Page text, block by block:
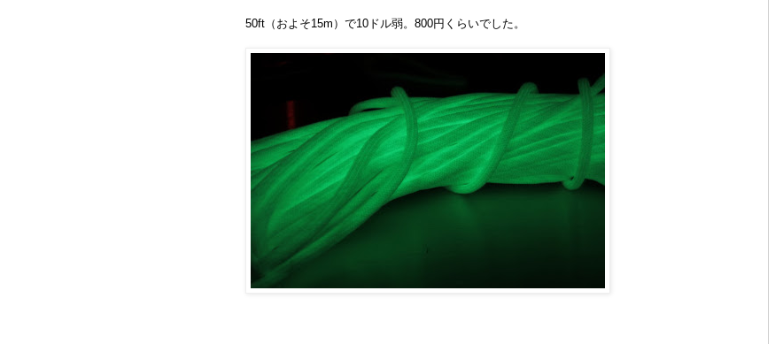
50ft（およそ15m）で10ドル弱。800円くらいでした。